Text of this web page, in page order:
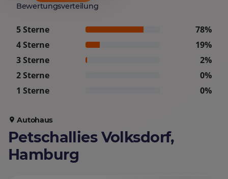
Bewertungsverteilung
5 Sterne
78%
4 Sterne
19%
3 Sterne
2%
2 Sterne
0%
1 Sterne
0%
Autohaus
Petschallies Volksdorf,
Hamburg